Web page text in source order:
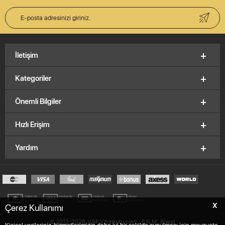
X
Çerez Kullanımı
Kategoriler
Önemli Bilgiler
Hızlı Erişim
Yardım
© 2012-2026, V&K Vitrinkutu.com, E.K.M Brand
İletişim